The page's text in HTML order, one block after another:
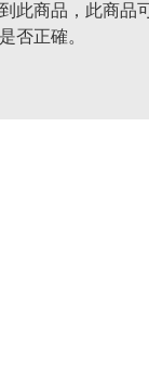
此商品，此商品
否正確。